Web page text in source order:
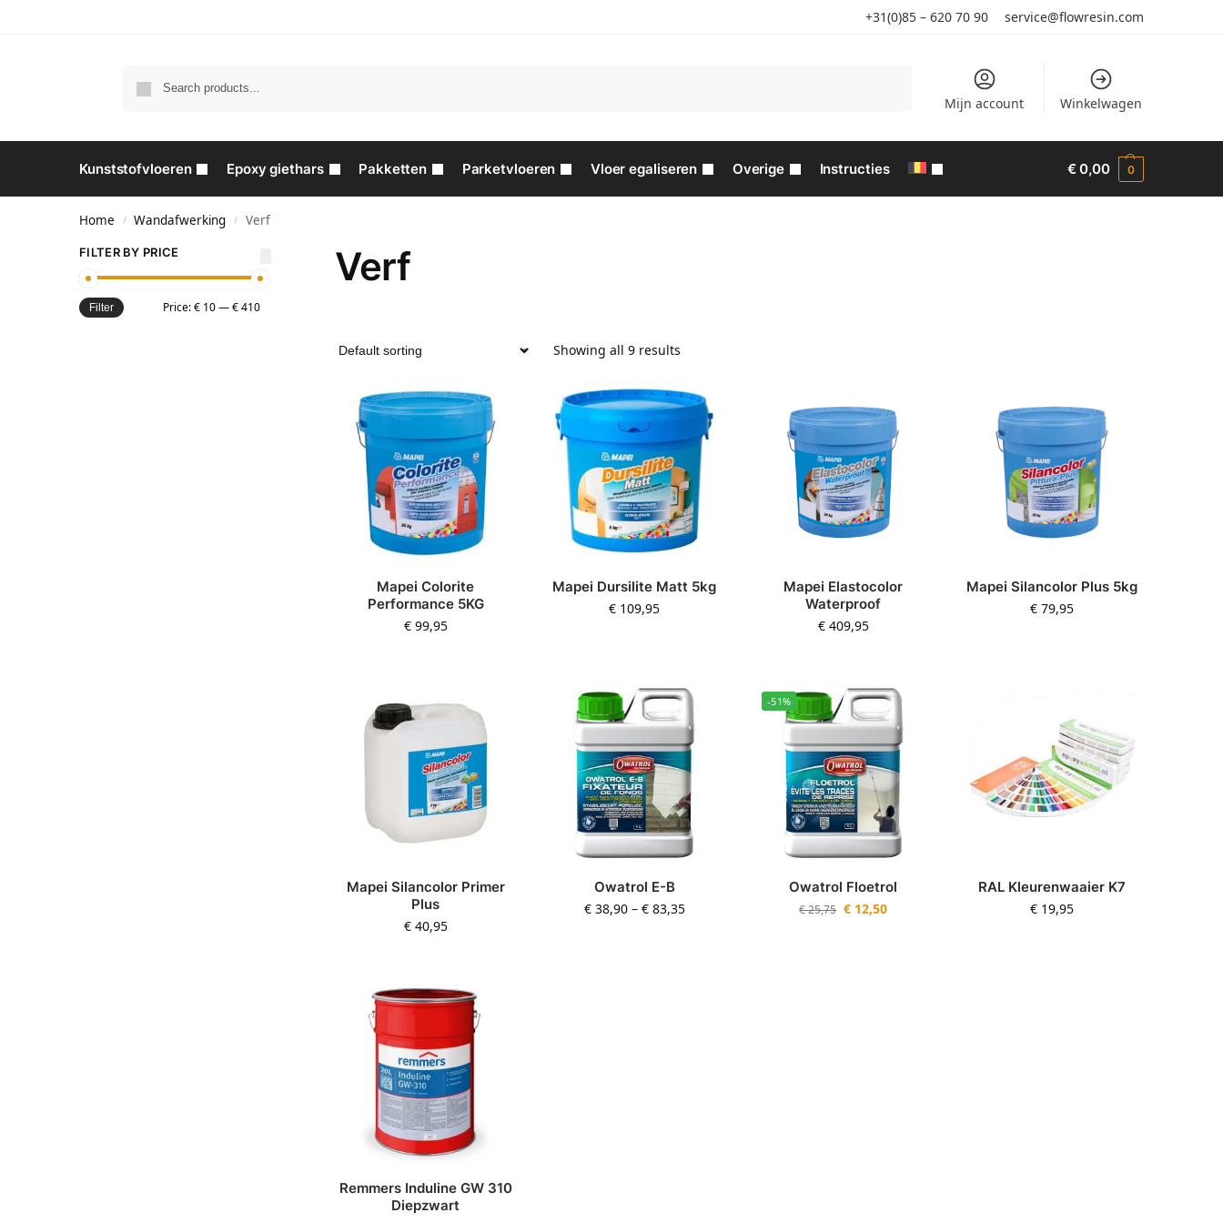
+31(0)85 – 620 70 90 service@flowresin.com
Mijn account Winkelwagen
Kunststofvloeren Epoxy giethars Pakketten Parketvloeren Vloer egaliseren Overige Instructies €0,00 0
Home / Wandafwerking / Verf
Verf
Showing all 9 results
Mapei Colorite
Performance 5KG
€99,95
Mapei Dursilite Matt 5kg
€ 109,95
Mapei Elastocolor
Waterproof
€409,95
Mapei Silancolor Plus 5kg
€ 79,95
Mapei Silancolor Primer
Plus
€40,95
Owatrol E-B
€38,90– €83,35
-51%
Owatrol Floetrol
€25,75 € 12,50
RAL Kleurenwaaier K7
€ 19,95
Remmers Induline GW 310
Diepzwart
FILTER BY PRICE
Filter Price:€ 10—€ 410